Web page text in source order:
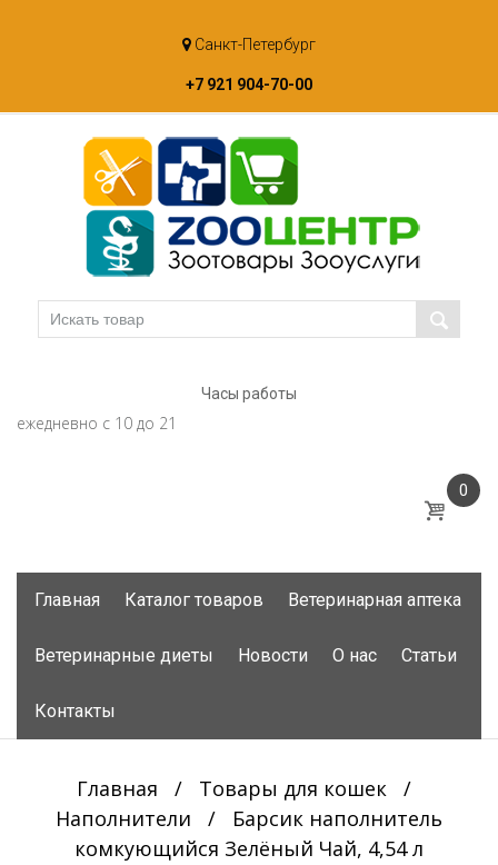
to
Санкт-Петербург
+7 921 904-70-00
Часы работы
ежедневно с 10 до 21
0
Главная Каталог товаров Ветеринарная аптека
Ветеринарные диеты Новости О нас Статьи
Контакты
Главная / Товары для кошек
/
Наполнители
/
Барсик наполнитель
комкующийся Зелёный Чай, 4,54 л